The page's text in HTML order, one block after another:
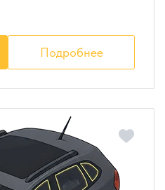
Подробнее